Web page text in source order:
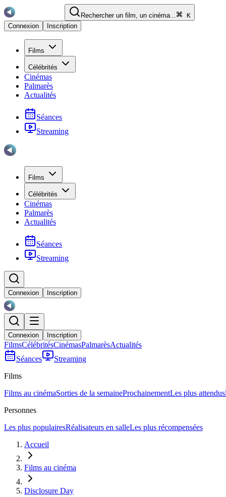
Rechercher un film, un cinéma...
K
Connexion
Inscription
Films
Célébrités
Cinémas
Palmarès
Actualités
Séances
Streaming
Films
Célébrités
Cinémas
Palmarès
Actualités
Séances
Streaming
Connexion Inscription
Connexion Inscription
FilmsCélébritésCinémasPalmarèsActualités
Séances
Streaming
Films
Films au cinémaSorties de la semaineProchainementLes plus attendus
Personnes
Les plus populairesRéalisateurs en salleLes plus récompensées
Accueil
Films au cinéma
Disclosure Day